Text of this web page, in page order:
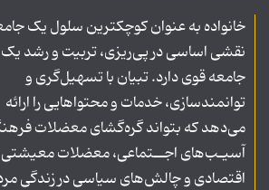
خانواده به عنوان کوچکترین سلول یک
نقشی اساسی در پی‌ریزی، تربیت و رشد یک
جامعه قوی دارد. تبیان با تسهیل‌گری و
توانمندسازی، خدمات و محتواهایی را ارائه
می‌دهد که بتواند گره‌گشای معضلات
آسیـب‌های اجــتماعی، معضلات
اقتصادی و چالش‌های سیاسی در زندگی